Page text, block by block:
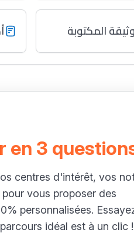
المكتوبة
en 3
centres d'intérêt, vos
vous proposer des
personnalisées.
idéal est à un clic !